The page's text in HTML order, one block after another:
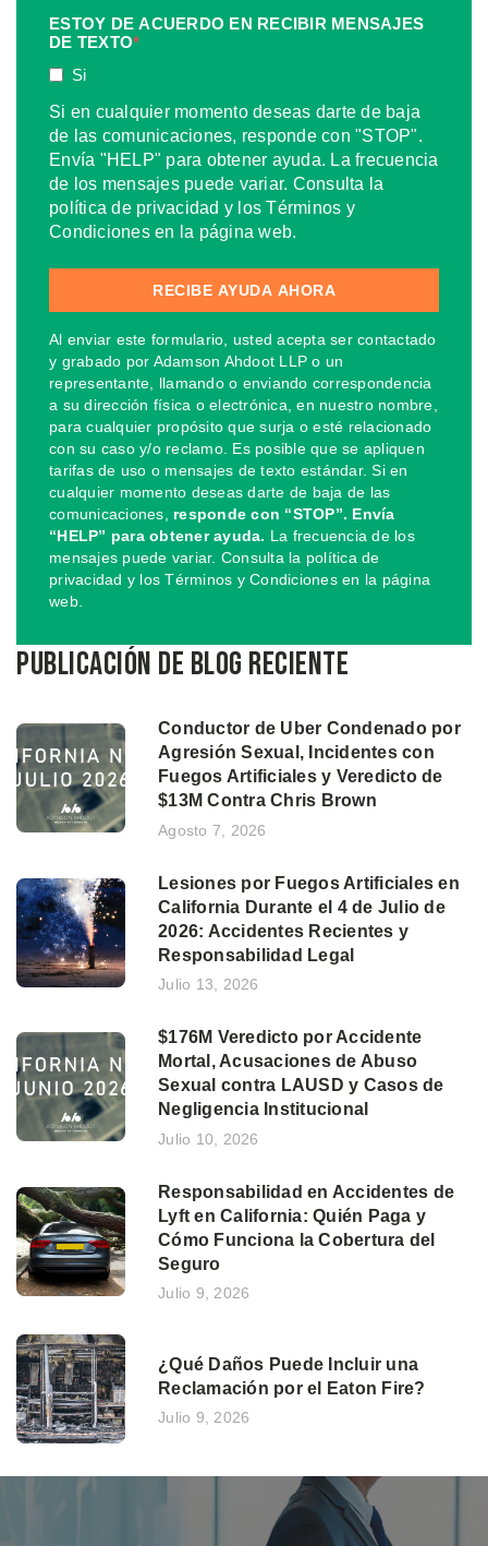
ESTOY DE ACUERDO EN RECIBIR MENSAJES
DE TEXTO*
Si
Si en cualquier momento deseas darte de baja
de las comunicaciones, responde con "STOP".
Envía "HELP" para obtener ayuda. La frecuencia
de los mensajes puede variar. Consulta la
política de privacidad y los Términos y
Condiciones en la página web.
Al enviar este formulario, usted acepta ser contactado
y grabado por Adamson Ahdoot LLP o un
representante, llamando o enviando correspondencia
a su dirección física o electrónica, en nuestro nombre,
para cualquier propósito que surja o esté relacionado
con su caso y/o reclamo. Es posible que se apliquen
tarifas de uso o mensajes de texto estándar. Si en
cualquier momento deseas darte de baja de las
comunicaciones, responde con “STOP”. Envía
“HELP” para obtener ayuda. La frecuencia de los
mensajes puede variar. Consulta la política de
privacidad y los Términos y Condiciones en la página
web.
Publicación de blog reciente
Conductor de Uber Condenado por
Agresión Sexual, Incidentes con
Fuegos Artificiales y Veredicto de
$13M Contra Chris Brown
Agosto 7, 2026
Lesiones por Fuegos Artificiales en
California Durante el 4 de Julio de
2026: Accidentes Recientes y
Responsabilidad Legal
Julio 13, 2026
$176M Veredicto por Accidente
Mortal, Acusaciones de Abuso
Sexual contra LAUSD y Casos de
Negligencia Institucional
Julio 10, 2026
Responsabilidad en Accidentes de
Lyft en California: Quién Paga y
Cómo Funciona la Cobertura del
Seguro
Julio 9, 2026
¿Qué Daños Puede Incluir una
Reclamación por el Eaton Fire?
Julio 9, 2026